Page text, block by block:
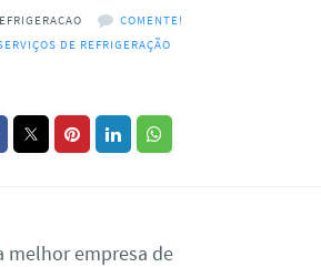
COMENTE!
DE REFRIGERAÇÃO
melhor empresa de